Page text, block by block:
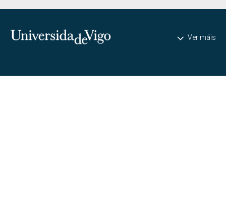
Universidade de Vigo Ver máis